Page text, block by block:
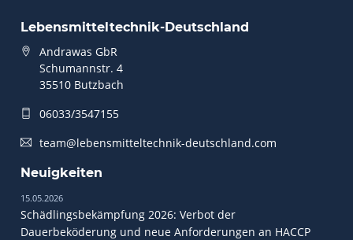
Lebensmitteltechnik-Deutschland
Andrawas GbR
Schumannstr. 4
35510 Butzbach
06033/3547155
team@lebensmitteltechnik-deutschland.com
Neuigkeiten
15.05.2026
Schädlingsbekämpfung 2026: Verbot der
Dauerbeköderung und neue Anforderungen an HACCP